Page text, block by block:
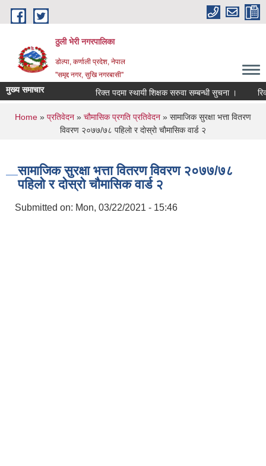
Skip to main content
ठुली भेरी नगरपालिका
डाेल्पा, कर्णाली प्रदेश, नेपाल
''समृद्द नगर, सुखि नगरबासी''
मुख्य समाचार रिक्त पदमा स्थायी शिक्षक सरुवा सम्बन्धी सुचना । रिक्त
You are here
Home » प्रतिवेदन » चौमासिक प्रगति प्रतिवेदन » सामाजिक सुरक्षा भत्ता वितरण
विवरण २०७७/७८ पहिलाे र दाेस्राे चाैमासिक वार्ड २
सामाजिक सुरक्षा भत्ता वितरण विवरण २०७७/७८
पहिलाे र दाेस्राे चाैमासिक वार्ड २
Submitted on: Mon, 03/22/2021 - 15:46